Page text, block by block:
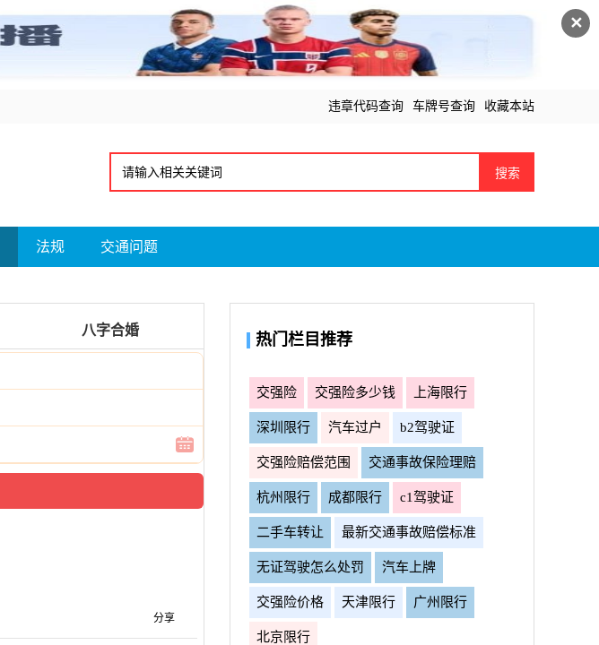
✕
违章代码查询 车牌号查询 收藏本站
搜索
法规 交通问题
八字合婚
分享
热门栏目推荐
交强险 交强险多少钱 上海限行
深圳限行 汽车过户 b2驾驶证
交强险赔偿范围 交通事故保险理赔
杭州限行 成都限行 c1驾驶证
二手车转让 最新交通事故赔偿标准
无证驾驶怎么处罚 汽车上牌
交强险价格 天津限行 广州限行
北京限行